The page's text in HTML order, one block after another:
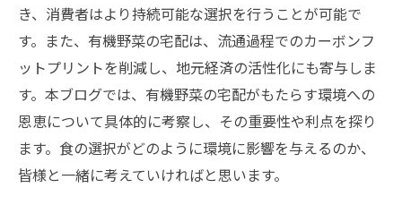
き、消費者はより持続可能な選択を行うことが可能で
す。また、有機野菜の宅配は、流通過程でのカーボンフ
ットプリントを削減し、地元経済の活性化にも寄与しま
す。本ブログでは、有機野菜の宅配がもたらす環境への
恩恵について具体的に考察し、その重要性や利点を探り
ます。食の選択がどのように環境に影響を与えるのか、
皆様と一緒に考えていければと思います。